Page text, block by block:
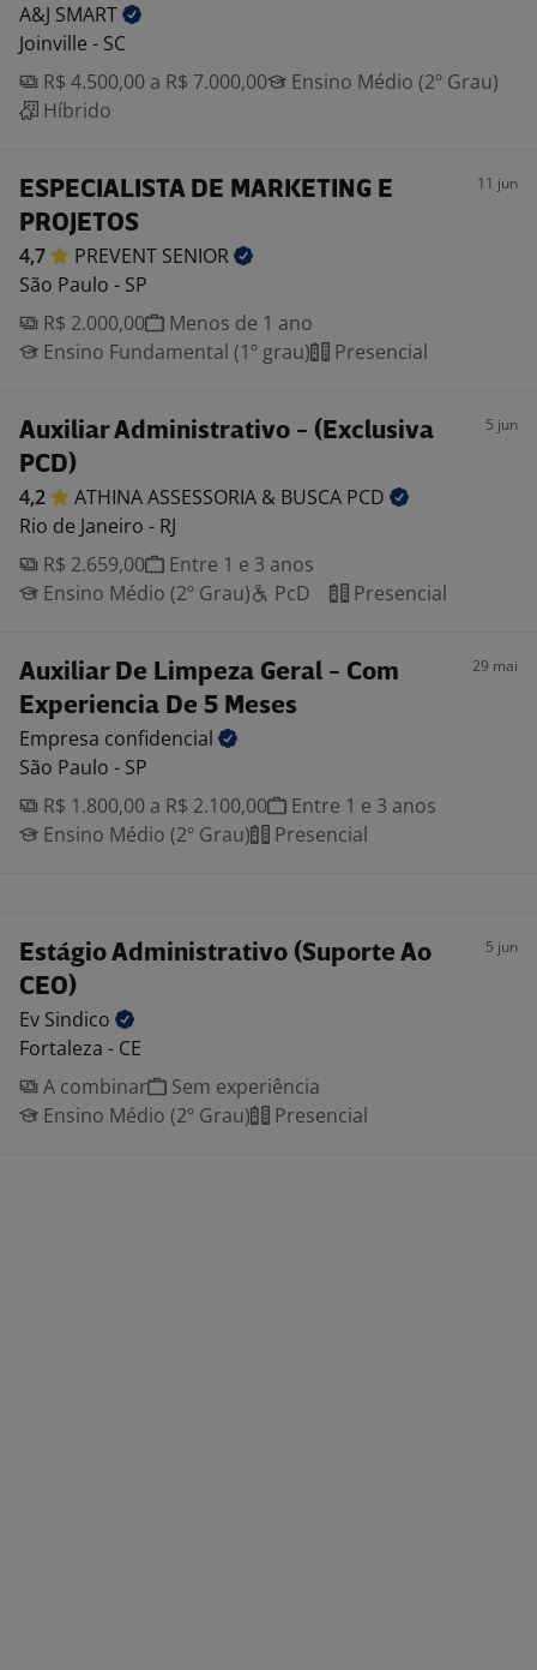
A&J SMART
Joinville - SC
R$ 4.500,00 a R$ 7.000,00
Ensino Médio (2º Grau)
Híbrido
ESPECIALISTA DE MARKETING E
PROJETOS
11 jun
4,7 PREVENT SENIOR
São Paulo - SP
R$ 2.000,00
Menos de 1 ano
Ensino Fundamental (1º grau)
Presencial
Auxiliar Administrativo - (Exclusiva
PCD)
5 jun
4,2 ATHINA ASSESSORIA & BUSCA PCD
Rio de Janeiro - RJ
R$ 2.659,00
Entre 1 e 3 anos
Ensino Médio (2º Grau)
PcD Presencial
Auxiliar De Limpeza Geral - Com
Experiencia De 5 Meses
29 mai
Empresa confidencial
São Paulo - SP
R$ 1.800,00 a R$ 2.100,00
Entre 1 e 3 anos
Ensino Médio (2º Grau)
Presencial
Estágio Administrativo (Suporte Ao
CEO)
5 jun
Ev Sindico
Fortaleza - CE
A combinar
Sem experiência
Ensino Médio (2º Grau)
Presencial